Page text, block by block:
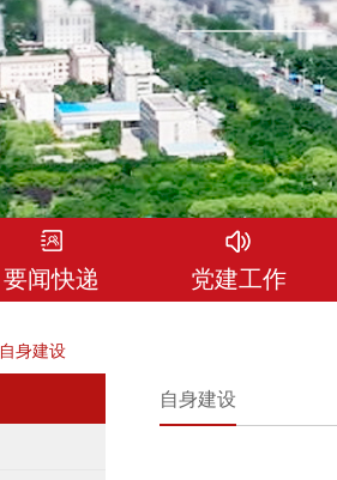
要闻快递 党建工作
自身建设
自身建设